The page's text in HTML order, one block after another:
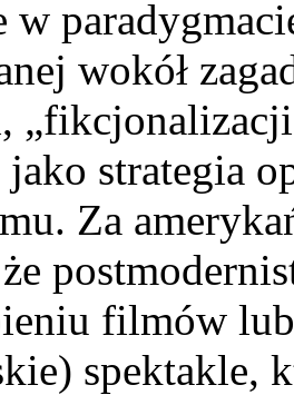
w
wokół
strategia
Za
filmów
spektakle,